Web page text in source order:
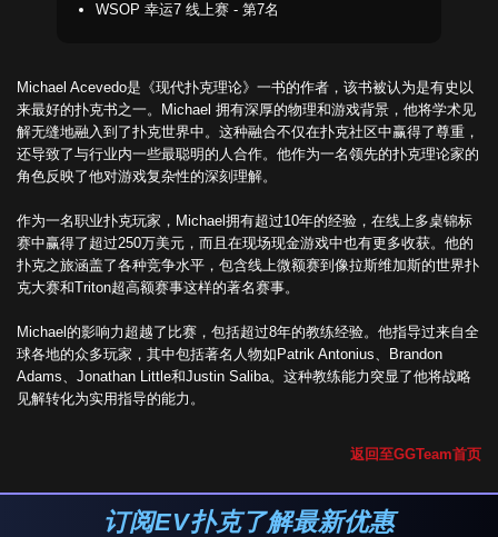
WSOP 幸运7 线上赛 - 第7名
Michael Acevedo是《现代扑克理论》一书的作者，该书被认为是有史以
来最好的扑克书之一。Michael 拥有深厚的物理和游戏背景，他将学术见
解无缝地融入到了扑克世界中。这种融合不仅在扑克社区中赢得了尊重，
还导致了与行业内一些最聪明的人合作。他作为一名领先的扑克理论家的
角色反映了他对游戏复杂性的深刻理解。
作为一名职业扑克玩家，Michael拥有超过10年的经验，在线上多桌锦标
赛中赢得了超过250万美元，而且在现场现金游戏中也有更多收获。他的
扑克之旅涵盖了各种竞争水平，包含线上微额赛到像拉斯维加斯的世界扑
克大赛和Triton超高额赛事这样的著名赛事。
Michael的影响力超越了比赛，包括超过8年的教练经验。他指导过来自全
球各地的众多玩家，其中包括著名人物如Patrik Antonius、Brandon
Adams、Jonathan Little和Justin Saliba。这种教练能力突显了他将战略
见解转化为实用指导的能力。
返回至GGTeam首页
订阅EV扑克了解最新优惠